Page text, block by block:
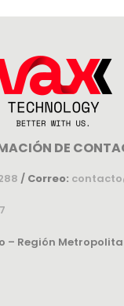
DE
/ Correo:
– Región